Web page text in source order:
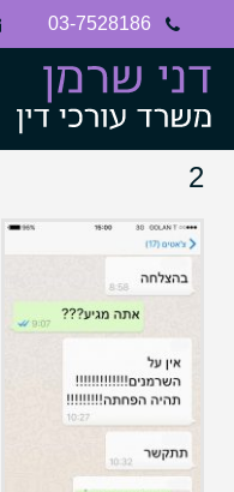
03-7528186
2